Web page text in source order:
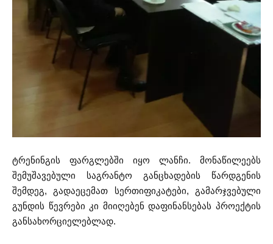
ტრენინგის ფარგლებში იყო ლანჩი. მონაწილეებს
შემუშავებული საგრანტო განცხადების წარდგენის
შემდეგ, გადაეცემათ სერთიფიკატები, გამარჯვებული
გუნდის წევრები კი მიიღებენ დაფინანსებას პროექტის
განსახორციელებლად.